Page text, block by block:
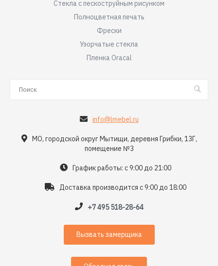
Стекла с пескоструйным рисунком
Полноцветная печать
Фрески
Узорчатые стекла
Пленка Oracal
info@lmebel.ru
МО, городской округ Мытищи, деревня Грибки, 13Г,
помещение №3
График работы: с 9:00 до 21:00
Доставка производится с 9:00 до 18:00
+7 495 518-28-64
Вызвать замерщика